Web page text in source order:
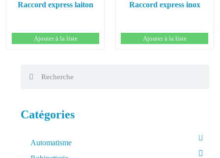
Raccord express laiton
Ajouter à la liste
Raccord express inox
Ajouter à la liste
Catégories
Automatisme